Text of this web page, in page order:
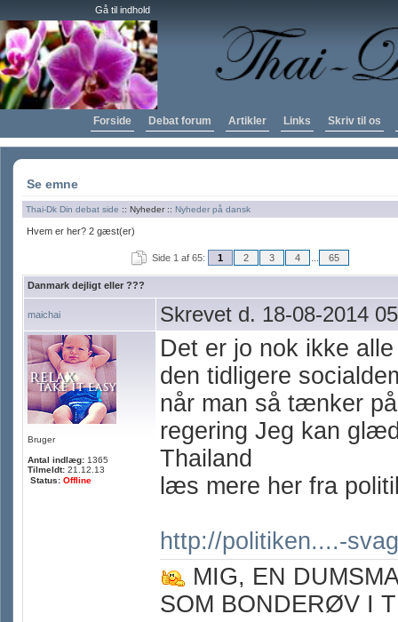
Gå til indhold
Forside Debat forum Artikler Links Skriv til os
Se emne
Thai-Dk Din debat side :: Nyheder :: Nyheder på dansk
Hvem er her? 2 gæst(er)
Side 1 af 65: 1 2 3 4 65
Danmark dejligt eller ???
maichai Skrevet d. 18-08-2014
Bruger
Antal indlæg: 1365
Tilmeldt: 21.12.13
Status: Offline
Det er jo nok ikke
den tidligere
når man så tænker
regering Jeg kan
Thailand
læs mere her fra
http://politiken....-
MIG, EN
SOM BONDERØV I